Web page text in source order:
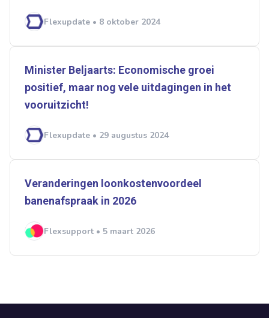
Flexupdate • 8 oktober 2024
Minister Beljaarts: Economische groei
positief, maar nog vele uitdagingen in het
vooruitzicht!
Flexupdate • 29 augustus 2024
Veranderingen loonkostenvoordeel
banenafspraak in 2026
Flexsupport • 5 maart 2026
Normering Arbeid